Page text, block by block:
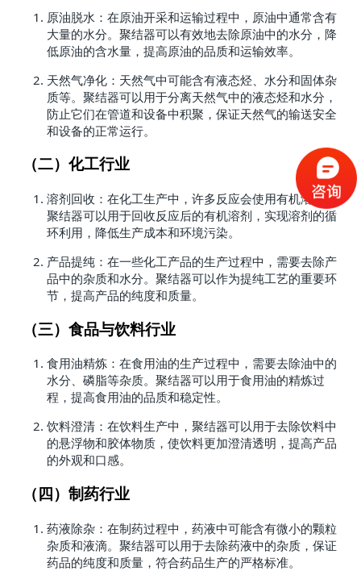
原油脱水：在原油开采和运输过程中，原油中通常含有
大量的水分。聚结器可以有效地去除原油中的水分，降
低原油的含水量，提高原油的品质和运输效率。
天然气净化：天然气中可能含有液态烃、水分和固体杂
质等。聚结器可以用于分离天然气中的液态烃和水分，
防止它们在管道和设备中积聚，保证天然气的输送安全
和设备的正常运行。
（二）化工行业
溶剂回收：在化工生产中，许多反应会使用有机溶剂。
聚结器可以用于回收反应后的有机溶剂，实现溶剂的循
环利用，降低生产成本和环境污染。
产品提纯：在一些化工产品的生产过程中，需要去除产
品中的杂质和水分。聚结器可以作为提纯工艺的重要环
节，提高产品的纯度和质量。
（三）食品与饮料行业
食用油精炼：在食用油的生产过程中，需要去除油中的
水分、磷脂等杂质。聚结器可以用于食用油的精炼过
程，提高食用油的品质和稳定性。
饮料澄清：在饮料生产中，聚结器可以用于去除饮料中
的悬浮物和胶体物质，使饮料更加澄清透明，提高产品
的外观和口感。
（四）制药行业
药液除杂：在制药过程中，药液中可能含有微小的颗粒
杂质和液滴。聚结器可以用于去除药液中的杂质，保证
药品的纯度和质量，符合药品生产的严格标准。